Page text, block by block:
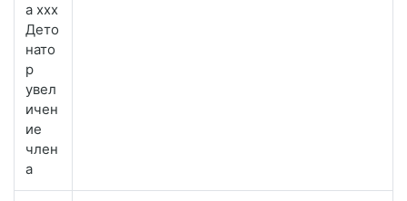
а xxx
Дето
нато
р
увел
ичен
ие
член
а